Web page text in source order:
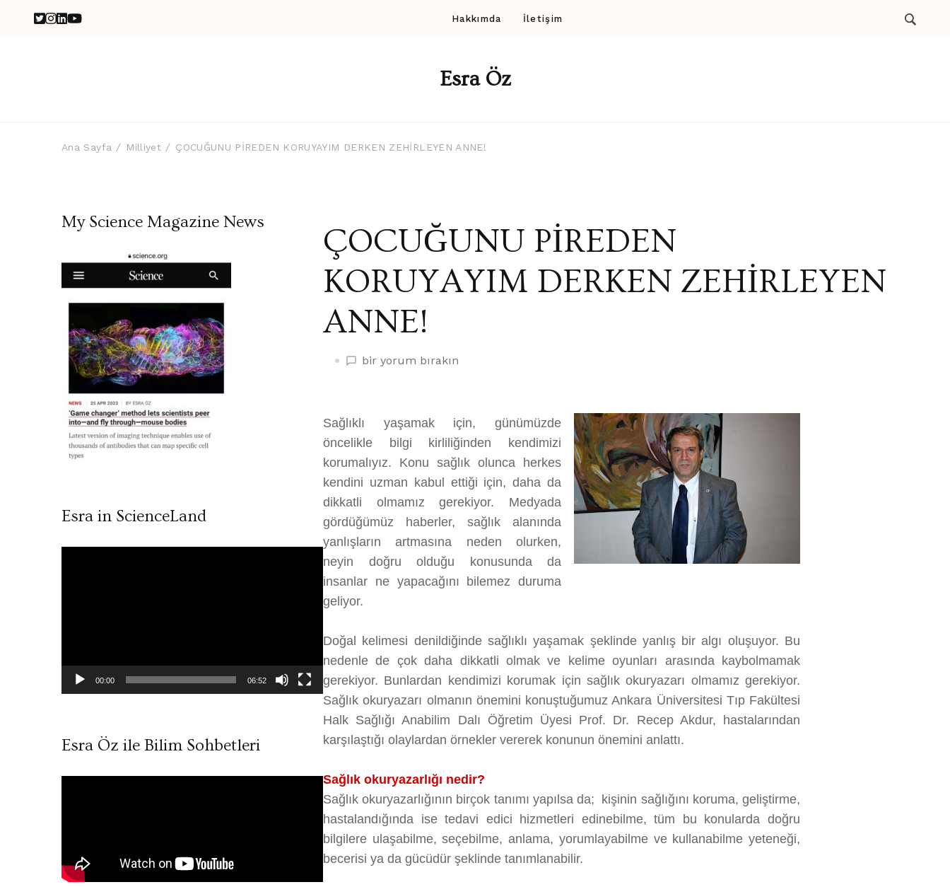
Hakkımda İletişim
Esra Öz
Ana Sayfa Milliyet ÇOCUĞUNU PİREDEN KORUYAYIM DERKEN ZEHİRLEYEN ANNE!
ÇOCUĞUNU PİREDEN
KORUYAYIM DERKEN ZEHİRLEYEN
ANNE!
ÇOCUĞUNU
ZEHİRLEYEN
ANNE!
üzerine
bir yorum bırakın
Sağlıklı yaşamak için, günümüzde
öncelikle bilgi kirliliğinden kendimizi
korumalıyız. Konu sağlık olunca herkes
kendini uzman kabul ettiği için, daha da
dikkatli olmamız gerekiyor. Medyada
gördüğümüz haberler, sağlık alanında
yanlışların artmasına neden olurken,
neyin doğru olduğu konusunda da
insanlar ne yapacağını bilemez duruma
geliyor.
Doğal kelimesi denildiğinde sağlıklı yaşamak şeklinde yanlış bir algı oluşuyor. Bu
nedenle de çok daha dikkatli olmak ve kelime oyunları arasında kaybolmamak
gerekiyor. Bunlardan kendimizi korumak için sağlık okuryazarı olmamız gerekiyor.
Sağlık okuryazarı olmanın önemini konuştuğumuz Ankara Üniversitesi Tıp Fakültesi
Halk Sağlığı Anabilim Dalı Öğretim Üyesi Prof. Dr. Recep Akdur, hastalarından
karşılaştığı olaylardan örnekler vererek konunun önemini anlattı.
Sağlık okuryazarlığı nedir?
Sağlık okuryazarlığının birçok tanımı yapılsa da; kişinin sağlığını koruma, geliştirme,
hastalandığında ise tedavi edici hizmetleri edinebilme, tüm bu konularda doğru
bilgilere ulaşabilme, seçebilme, anlama, yorumlayabilme ve kullanabilme yeteneği,
becerisi ya da gücüdür şeklinde tanımlanabilir.
My Science Magazine News
Esra in ScienceLand
00:00 06:52
Esra Öz ile Bilim Sohbetleri